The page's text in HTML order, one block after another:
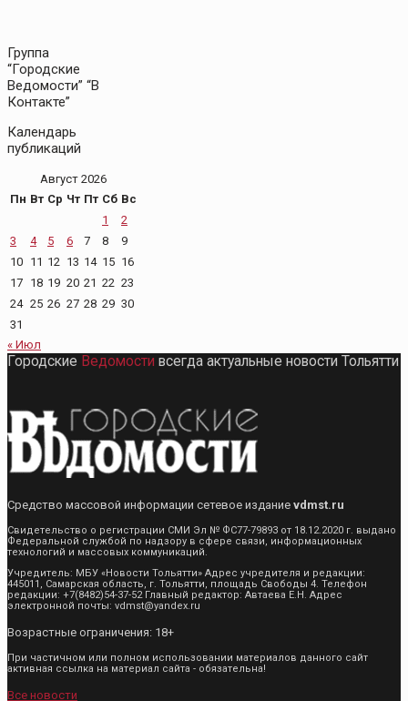
Группа
“Городские
Ведомости” “В
Контакте”
Календарь
публикаций
Август 2026
Пн Вт Ср Чт Пт Сб Вс
1
2
3
4 5 6 7 8
9
10 11 12 13 14 15 16
17 18 19 20 21 22 23
24 25 26 27 28 29 30
31
« Июл
Городские Ведомости всегда актуальные новости Тольятти
Средство массовой информации сетевое издание vdmst.ru
Свидетельство о регистрации СМИ Эл № ФС77-79893 от 18.12.2020 г. выдано
Федеральной службой по надзору в сфере связи, информационных
технологий и массовых коммуникаций.
Учредитель: МБУ «Новости Тольятти» Адрес учредителя и редакции:
445011, Самарская область, г. Тольятти, площадь Свободы 4. Телефон
редакции: +7(8482)54-37-52 Главный редактор: Автаева Е.Н. Адрес
электронной почты: vdmst@yandex.ru
Возрастные ограничения: 18+
При частичном или полном использовании материалов данного сайт
активная ссылка на материал сайта - обязательна!
Все новости